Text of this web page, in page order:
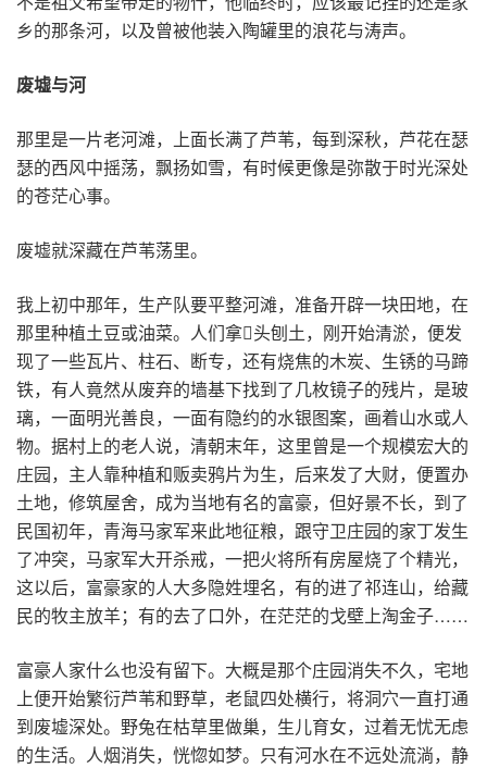
乡的那条河，以及曾被他装入陶罐里的浪花与涛声。
废墟与河
那里是一片老河滩，上面长满了芦苇，每到深秋，芦花在瑟
瑟的西风中摇荡，飘扬如雪，有时候更像是弥散于时光深处
的苍茫心事。
废墟就深藏在芦苇荡里。
我上初中那年，生产队要平整河滩，准备开辟一块田地，在
那里种植土豆或油菜。人们拿头刨土，刚开始清淤，便发
现了一些瓦片、柱石、断专，还有烧焦的木炭、生锈的马蹄
铁，有人竟然从废弃的墙基下找到了几枚镜子的残片，是玻
璃，一面明光善良，一面有隐约的水银图案，画着山水或人
物。据村上的老人说，清朝末年，这里曾是一个规模宏大的
庄园，主人靠种植和贩卖鸦片为生，后来发了大财，便置办
土地，修筑屋舍，成为当地有名的富豪，但好景不长，到了
民国初年，青海马家军来此地征粮，跟守卫庄园的家丁发生
了冲突，马家军大开杀戒，一把火将所有房屋烧了个精光，
这以后，富豪家的人大多隐姓埋名，有的进了祁连山，给藏
民的牧主放羊；有的去了口外，在茫茫的戈壁上淘金子……
富豪人家什么也没有留下。大概是那个庄园消失不久，宅地
上便开始繁衍芦苇和野草，老鼠四处横行，将洞穴一直打通
到废墟深处。野兔在枯草里做巢，生儿育女，过着无忧无虑
的生活。人烟消失，恍惚如梦。只有河水在不远处流淌，静